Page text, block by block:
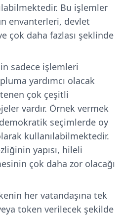
Bu işlemler
envanterleri, devlet
çok daha fazlası şeklinde
sadece işlemleri
yardımcı olacak
çok çeşitli
vardır. Örnek vermek
seçimlerde oy
kullanılabilmektedir.
yapısı, hileli
çok daha zor olacağı
her vatandaşına tek
token verilecek şekilde